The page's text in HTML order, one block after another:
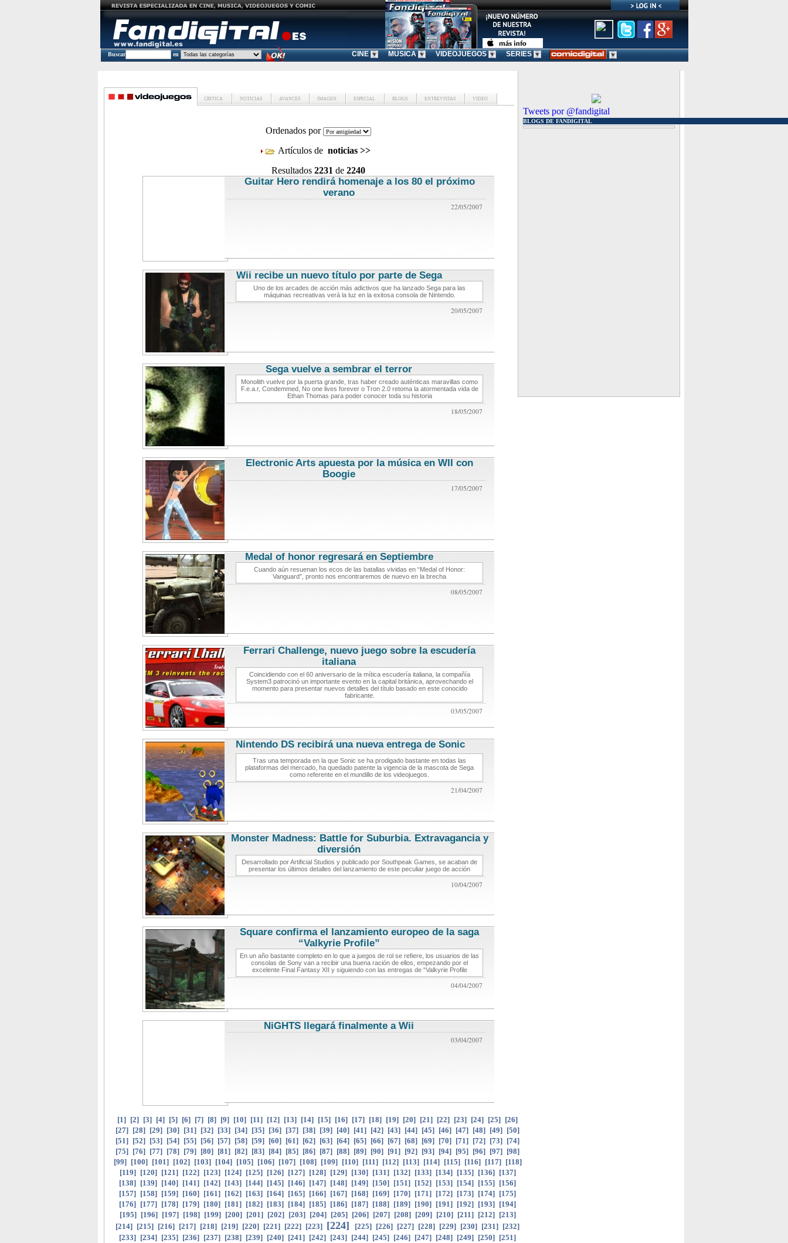
Buscar en CINE MUSICA VIDEOJUEGOS SERIES
CRITICA NOTICIAS AVANCES IMAGEN ESPECIAL BLOGS ENTREVISTAS VIDEO
Ordenados por
Artículos de noticias >>
Resultados 2231 de 2240
Guitar Hero rendirá homenaje a los 80 el próximo
verano
22/05/2007
Wii recibe un nuevo título por parte de Seganoticias de videojuegos
Uno de los arcades de acción más adictivos que ha lanzado Sega para las
máquinas recreativas verá la luz en la exitosa consola de Nintendo.
20/05/2007
Sega vuelve a sembrar el terror
Monolith vuelve por la puerta grande, tras haber creado auténticas maravillas como
F.e.a.r, Condemmed, No one lives forever o Tron 2.0 retoma la atormentada vida de
Ethan Thomas para poder conocer toda su historia
18/05/2007
Electronic Arts apuesta por la música en WII con
Boogie
17/05/2007
Medal of honor regresará en Septiembrenoticias de videojuegos
Cuando aún resuenan los ecos de las batallas vividas en “Medal of Honor:
Vanguard”, pronto nos encontraremos de nuevo en la brecha
08/05/2007
Ferrari Challenge, nuevo juego sobre la escudería
italiananoticias de videojuegos
Coincidiendo con el 60 aniversario de la mítica escudería italiana, la compañía
System3 patrocinó un importante evento en la capital británica, aprovechando el
momento para presentar nuevos detalles del título basado en este conocido
fabricante.
03/05/2007
Nintendo DS recibirá una nueva entrega de Sonicnoticias de
Tras una temporada en la que Sonic se ha prodigado bastante en todas las
plataformas del mercado, ha quedado patente la vigencia de la mascota de Sega
como referente en el mundillo de los videojuegos.
21/04/2007
Monster Madness: Battle for Suburbia. Extravagancia y
diversión
Desarrollado por Artificial Studios y publicado por Southpeak Games, se acaban de
presentar los últimos detalles del lanzamiento de este peculiar juego de acción
10/04/2007
Square confirma el lanzamiento europeo de la saga
“Valkyrie Profile”
En un año bastante completo en lo que a juegos de rol se refiere, los usuarios de las
consolas de Sony van a recibir una buena ración de ellos, empezando por el
excelente Final Fantasy XII y siguiendo con las entregas de “Valkyrie Profile
04/04/2007
NiGHTS llegará finalmente a Wii
03/04/2007
[1] [2] [3] [4] [5] [6] [7] [8] [9] [10] [11] [12] [13] [14] [15] [16] [17] [18] [19] [20] [21] [22] [23] [24] [25] [26]
[27] [28] [29] [30] [31] [32] [33] [34] [35] [36] [37] [38] [39] [40] [41] [42] [43] [44] [45] [46] [47] [48] [49] [50]
[51] [52] [53] [54] [55] [56] [57] [58] [59] [60] [61] [62] [63] [64] [65] [66] [67] [68] [69] [70] [71] [72] [73] [74]
[75] [76] [77] [78] [79] [80] [81] [82] [83] [84] [85] [86] [87] [88] [89] [90] [91] [92] [93] [94] [95] [96] [97] [98]
[99] [100] [101] [102] [103] [104] [105] [106] [107] [108] [109] [110] [111] [112] [113] [114] [115] [116] [117] [118]
[119] [120] [121] [122] [123] [124] [125] [126] [127] [128] [129] [130] [131] [132] [133] [134] [135] [136] [137]
[138] [139] [140] [141] [142] [143] [144] [145] [146] [147] [148] [149] [150] [151] [152] [153] [154] [155] [156]
[157] [158] [159] [160] [161] [162] [163] [164] [165] [166] [167] [168] [169] [170] [171] [172] [173] [174] [175]
[176] [177] [178] [179] [180] [181] [182] [183] [184] [185] [186] [187] [188] [189] [190] [191] [192] [193] [194]
[195] [196] [197] [198] [199] [200] [201] [202] [203] [204] [205] [206] [207] [208] [209] [210] [211] [212] [213]
[214] [215] [216] [217] [218] [219] [220] [221] [222] [223] [224] [225] [226] [227] [228] [229] [230] [231] [232]
[233] [234] [235] [236] [237] [238] [239] [240] [241] [242] [243] [244] [245] [246] [247] [248] [249] [250] [251]
Tweets por @fandigital
BLOGS DE FANDIGITAL